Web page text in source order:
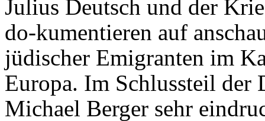
Julius Deutsch und der
do-kumentieren auf
jüdischer Emigranten im
Europa. Im Schlussteil der
Michael Berger sehr